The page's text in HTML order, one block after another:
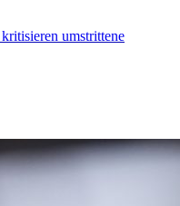
umstrittene